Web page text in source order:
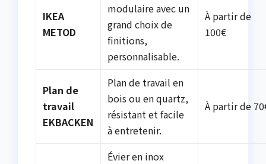
IKEA
METOD
modulaire avec un
grand choix de
finitions,
personnalisable.
À partir de
100€
Plan de
travail
EKBACKEN
Plan de travail en
bois ou en quartz,
résistant et facile
à entretenir.
À partir de
Évier en inox